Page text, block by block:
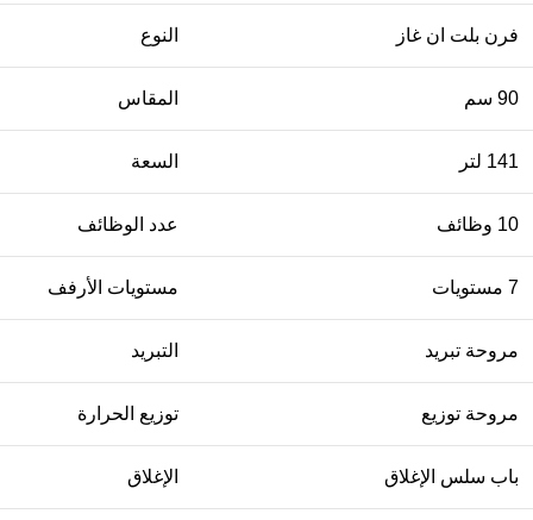
فرن بلت ان غاز النوع
90 سم المقاس
141 لتر السعة
10 وظائف عدد الوظائف
7 مستويات مستويات الأرفف
مروحة تبريد التبريد
مروحة توزيع توزيع الحرارة
باب سلس الإغلاق الإغلاق